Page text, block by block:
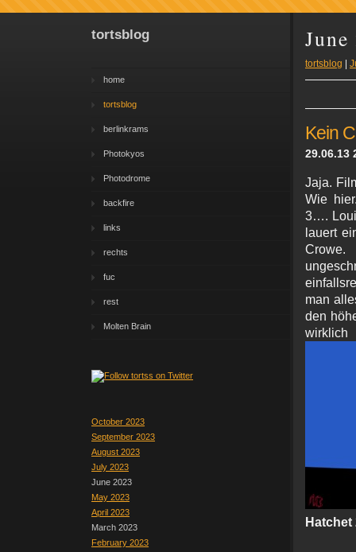
tortsblog
home
tortsblog
berlinkrams
Photokyos
Photodrome
backfire
links
rechts
fuc
rest
Molten Brain
October 2023
September 2023
August 2023
July 2023
June 2023
May 2023
April 2023
March 2023
February 2023
tortsblog
Kein
29.06.13
Jaja.
Wie
3….
lauert
man
den
Hatchet